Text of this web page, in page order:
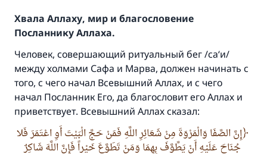
Хвала Аллаху, мир и благословение
Посланнику Аллаха.
Человек, совершающий ритуальный бег /са‘и/
между холмами Сафа и Марва, должен начинать с
того, с чего начал Всевышний Аллах, и с чего
начал Посланник Его, да благословит его Аллах и
приветствует. Всевышний Аллах сказал:
إِنَّ الصَّفَا وَالْمَرْوَةَ مِنْ شَعَائِرِ اللَّهِ فَمَنْ حَجَّ الْبَيْتَ أَوِ اعْتَمَرَ فَلا
جُنَاحَ عَلَيْهِ أَنْ يَطَّوَّفَ بِهِمَا وَمَنْ تَطَوَّعَ خَيْراً فَإِنَّ اللَّهَ شَاكِرٌ